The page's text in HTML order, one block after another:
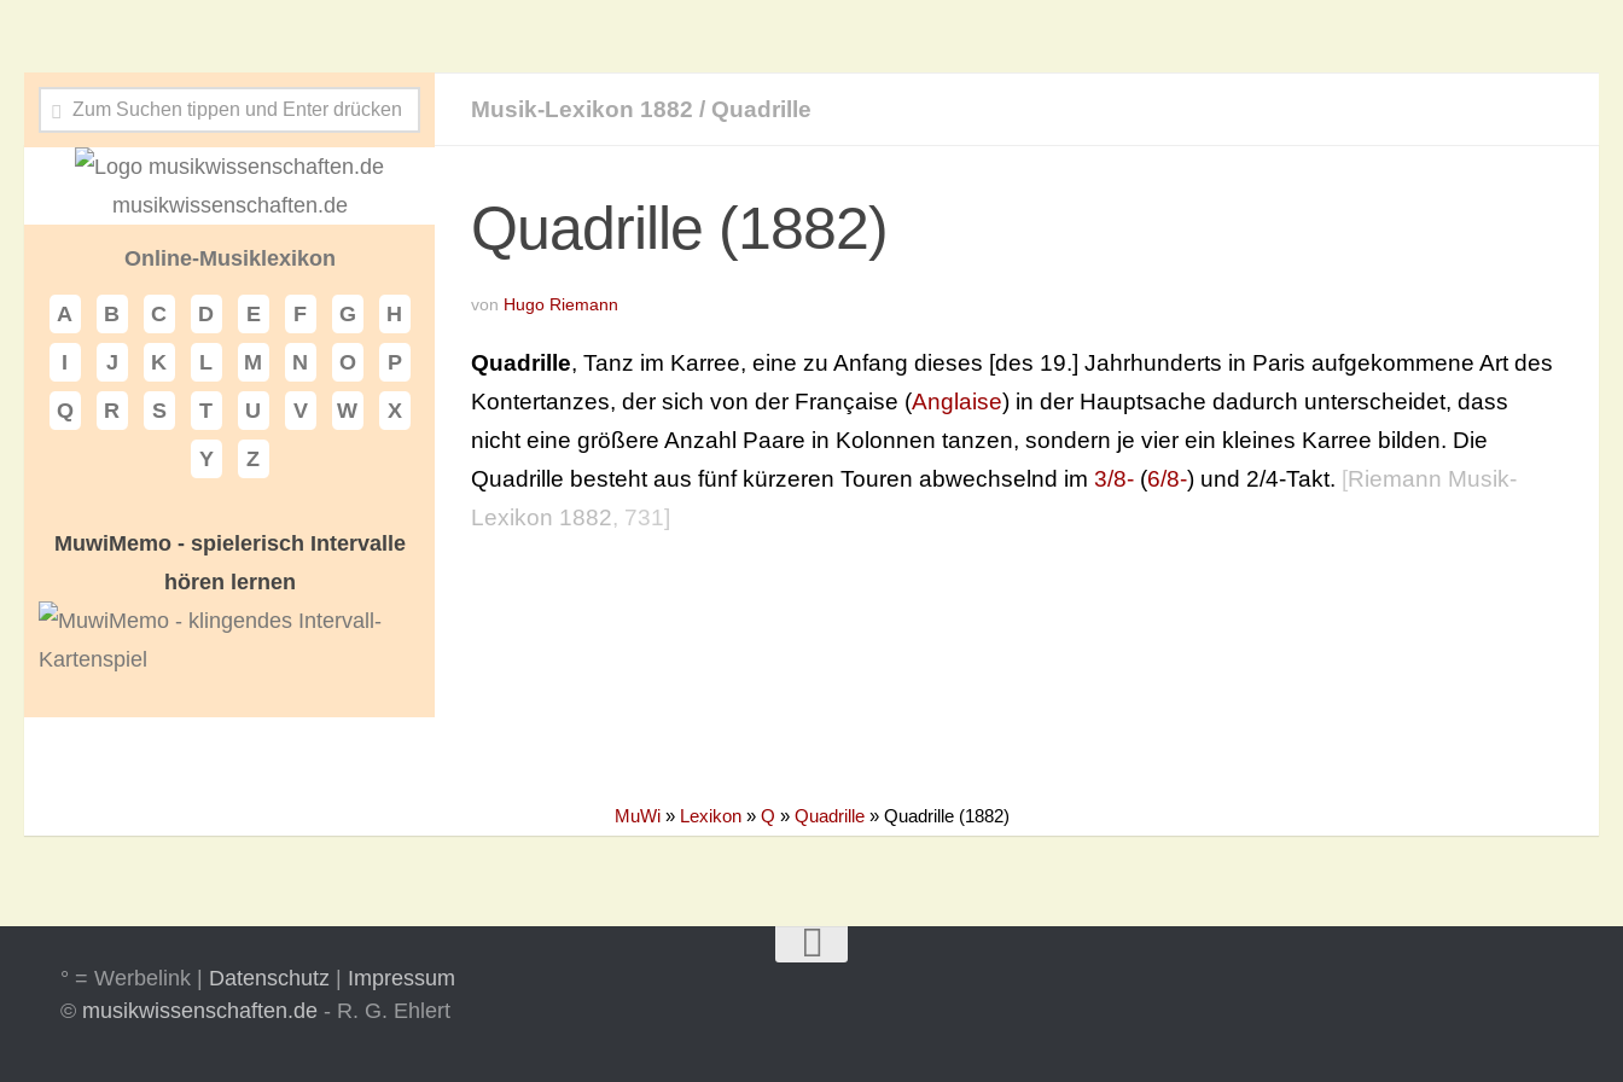
Musik-Lexikon 1882 / Quadrille
Quadrille (1882)
von Hugo Riemann
Quadrille, Tanz im Karree, eine zu Anfang dieses [des 19.] Jahrhunderts in Paris aufgekommene Art des
Kontertanzes, der sich von der Française (Anglaise) in der Hauptsache dadurch unterscheidet, dass
nicht eine größere Anzahl Paare in Kolonnen tanzen, sondern je vier ein kleines Karree bilden. Die
Quadrille besteht aus fünf kürzeren Touren abwechselnd im 3/8- (6/8-) und 2/4-Takt. [Riemann Musik-
Lexikon 1882, 731]
musikwissenschaften.de
Online-Musiklexikon
A B C D E F G
H
I
J K L M N O
P
Q
R S T U V W
X
Y
Z
MuwiMemo - spielerisch Intervalle
hören lernen
MuWi» Lexikon» Q » Quadrille» Quadrille (1882)
° = Werbelink | Datenschutz
Impressum
© musikwissenschaften.de - R. G. Ehlert